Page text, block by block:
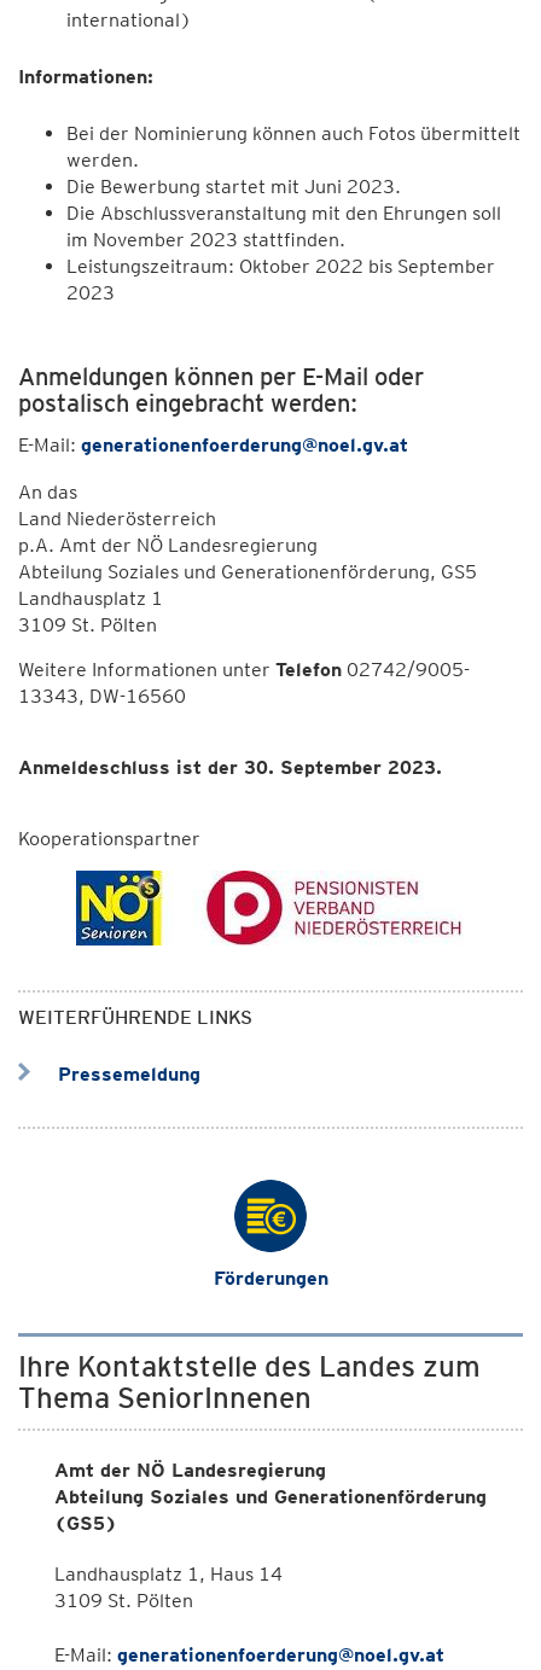
international)
Informationen:
Bei der Nominierung können auch Fotos übermittelt
werden.
Die Bewerbung startet mit Juni 2023.
Die Abschlussveranstaltung mit den Ehrungen soll
im November 2023 stattfinden.
Leistungszeitraum: Oktober 2022 bis September
2023
Anmeldungen können per E-Mail oder
postalisch eingebracht werden:
E-Mail: generationenfoerderung@noel.gv.at
An das
Land Niederösterreich
p.A. Amt der NÖ Landesregierung
Abteilung Soziales und Generationenförderung, GS5
Landhausplatz 1
3109 St. Pölten
Weitere Informationen unter Telefon 02742/9005-
13343, DW-16560
Anmeldeschluss ist der 30. September 2023.
Kooperationspartner
WEITERFÜHRENDE LINKS
Pressemeldung
Förderungen
Ihre Kontaktstelle des Landes zum
Thema SeniorInnenen
Amt der NÖ Landesregierung
Abteilung Soziales und Generationenförderung
(GS5)
Landhausplatz 1, Haus 14
3109 St. Pölten
E-Mail: generationenfoerderung@noel.gv.at